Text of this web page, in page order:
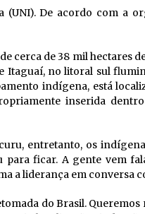
De acordo com a
cerca de 38 mil hectares
Itaguaí, no litoral sul
indígena, está
inserida
entretanto, os
para ficar. A gente vem
a liderança em conversa
do Brasil.